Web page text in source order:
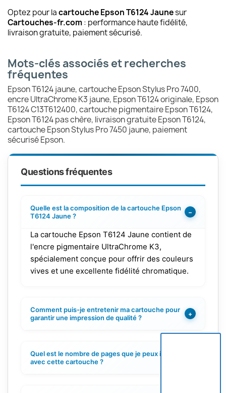
Optez pour lacartouche Epson T6124 Jaunesur
Cartouches-fr.com: performance haute fidélité,
livraison gratuite, paiement sécurisé.
Mots-clés associés et recherches
fréquentes
Epson T6124 jaune, cartouche Epson Stylus Pro 7400,
encre UltraChrome K3 jaune, Epson T6124 originale, Epson
T6124 C13T612400, cartouche pigmentaire Epson T6124,
Epson T6124 pas chère, livraison gratuite Epson T6124,
cartouche Epson Stylus Pro 7450 jaune, paiement
sécurisé Epson.
Questions fréquentes
Quelle est la composition de la cartouche Epson
T6124 Jaune ?
−
La cartouche Epson T6124 Jaune contient de
l'encre pigmentaire UltraChrome K3,
spécialement conçue pour offrir des couleurs
vives et une excellente fidélité chromatique.
Comment puis-je entretenir ma cartouche pour
garantir une impression de qualité ?
+
Quel est le nombre de pages que je peux imprimer
avec cette cartouche ?